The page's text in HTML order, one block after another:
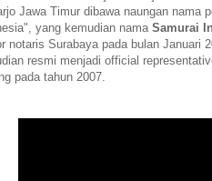
Jawa Timur dibawa naungan nama
yang kemudian nama Samurai
notaris Surabaya pada bulan Januari
resmi menjadi official
pada tahun 2007.